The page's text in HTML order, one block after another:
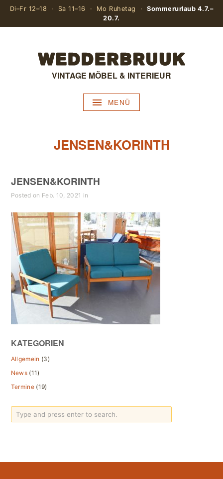
Di–Fr 12–18 · Sa 11–16 · Mo Ruhetag ·Sommerurlaub 4.7.–
20.7.
VINTAGE MÖBEL & INTERIEUR
MENÜ
JENSEN&KORINTH
JENSEN&KORINTH
Posted on Feb. 10, 2021 in
KATEGORIEN
Allgemein (3)
News (11)
Termine (19)